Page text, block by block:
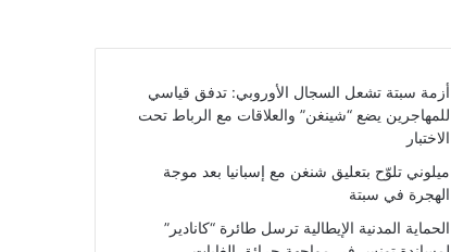
أزمة سبتة تشعل السجال الأوروبي: تدفق قياسي
للمهاجرين يضع “شينغن” والعلاقات مع الرباط تحت
الاختبار
ميلوني تلوّح بتعليق شنغن مع إسبانيا بعد موجة
الهجرة في سبتة
الحماية المدنية الإيطالية ترسل طائرة “كانادير”